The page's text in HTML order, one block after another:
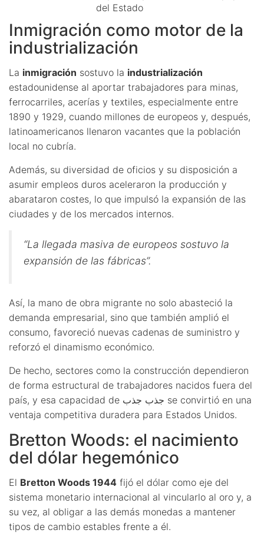
del Estado
Inmigración como motor de la
industrialización
La inmigración sostuvo la industrialización
estadounidense al aportar trabajadores para minas,
ferrocarriles, acerías y textiles, especialmente entre
1890 y 1929, cuando millones de europeos y, después,
latinoamericanos llenaron vacantes que la población
local no cubría.
Además, su diversidad de oficios y su disposición a
asumir empleos duros aceleraron la producción y
abarataron costes, lo que impulsó la expansión de las
ciudades y de los mercados internos.
“La llegada masiva de europeos sostuvo la
expansión de las fábricas”.
Así, la mano de obra migrante no solo abasteció la
demanda empresarial, sino que también amplió el
consumo, favoreció nuevas cadenas de suministro y
reforzó el dinamismo económico.
De hecho, sectores como la construcción dependieron
de forma estructural de trabajadores nacidos fuera del
país, y esa capacidad de جذب جذب se convirtió en una
ventaja competitiva duradera para Estados Unidos.
Bretton Woods: el nacimiento
del dólar hegemónico
El Bretton Woods 1944 fijó el dólar como eje del
sistema monetario internacional al vincularlo al oro y, a
su vez, al obligar a las demás monedas a mantener
tipos de cambio estables frente a él.